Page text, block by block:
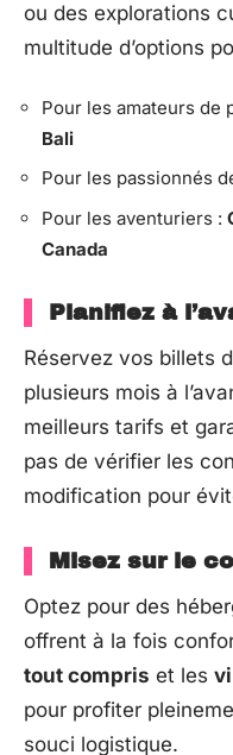
ou des explorations
multitude d’options
Pour les amateurs de
Bali
Pour les passionnés
Pour les aventuriers :
Canada
Planifiez à
Réservez vos billets
plusieurs mois à
meilleurs tarifs et
pas de vérifier les
modification pour
Misez sur le
Optez pour des
offrent à la fois
tout compris et les
pour profiter
souci logistique.